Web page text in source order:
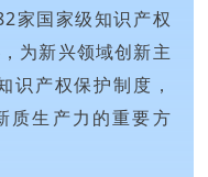
家国家级知识产权
为新兴领域创新主
识产权保护制度，
质生产力的重要方